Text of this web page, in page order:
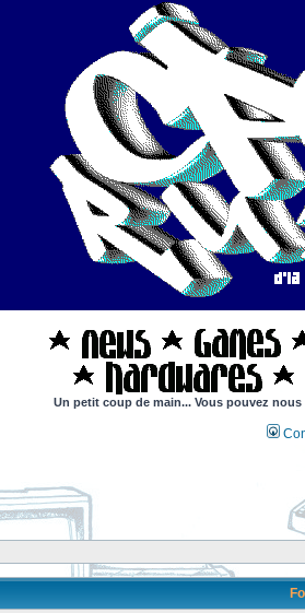
Un petit coup de main... Vous pouvez